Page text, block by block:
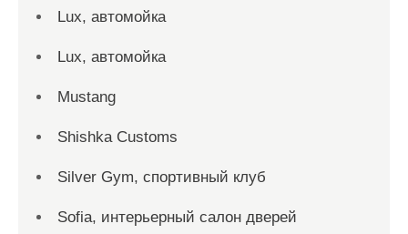
Lux, автомойка
Lux, автомойка
Mustang
Shishka Customs
Silver Gym, спортивный клуб
Sofia, интерьерный салон дверей